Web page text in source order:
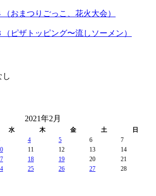
おまつりごっこ、花火大会）
ピザトッピング〜流しソーメン）
し
2021年2月
水 木 金 土
日
4 5 6
7
11 12 13
14
18 19 20
21
25 26 27 28